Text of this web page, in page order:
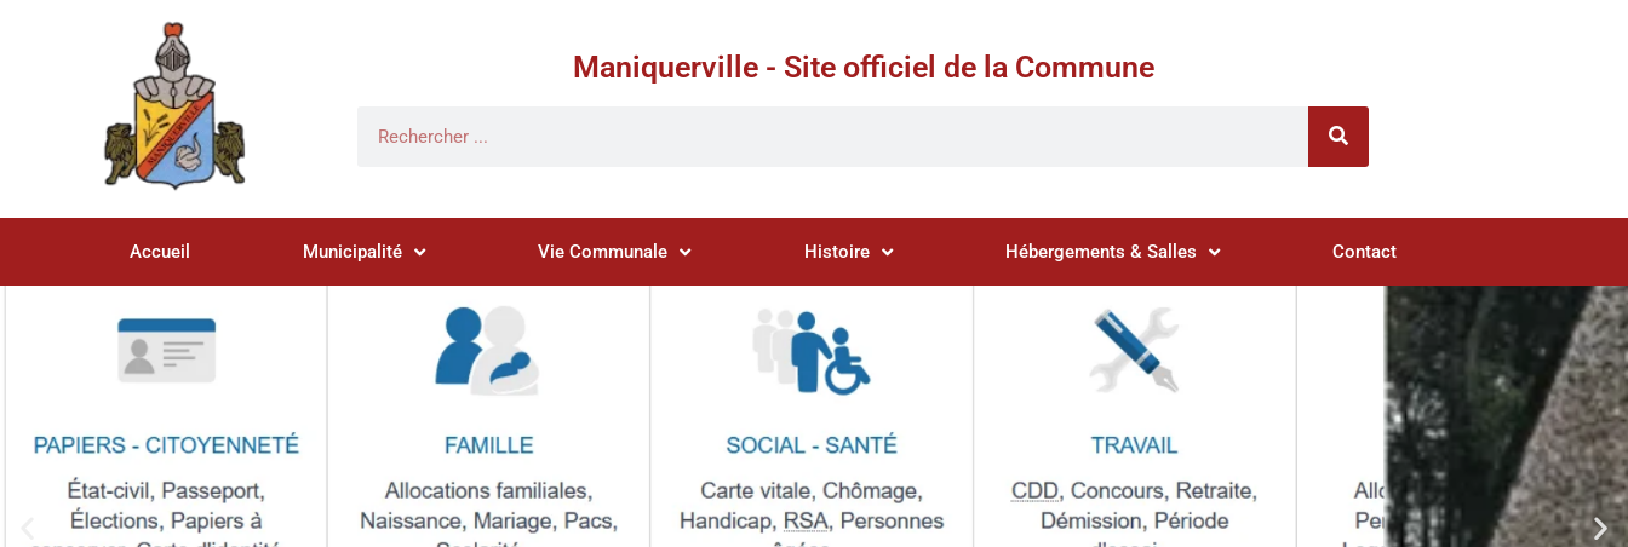
Maniquerville - Site officiel de la Commune
Accueil Municipalité Vie Communale Histoire Hébergements & Salles Contact